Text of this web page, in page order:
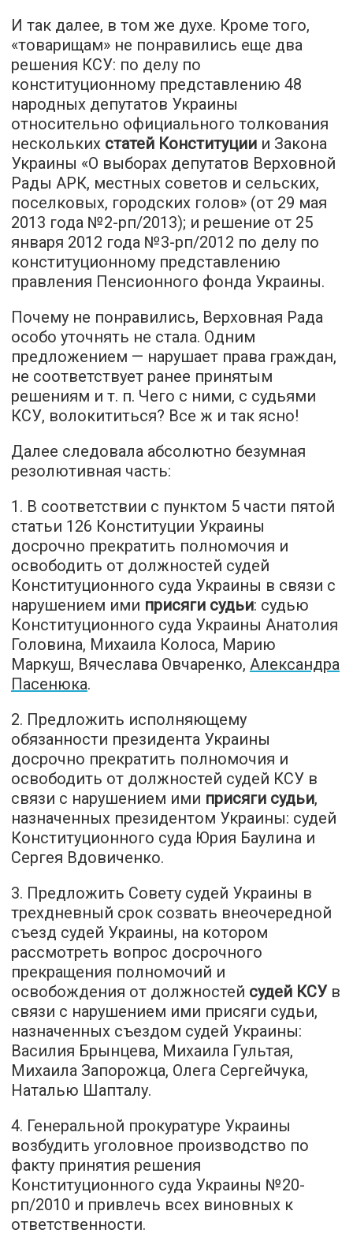
И так далее, в том же духе. Кроме того,
«товарищам» не понравились еще два
решения КСУ: по делу по
конституционному представлению 48
народных депутатов Украины
относительно официального толкования
нескольких статей Конституции и Закона
Украины «О выборах депутатов Верховной
Рады АРК, местных советов и сельских,
поселковых, городских голов» (от 29 мая
2013 года №2-рп/2013); и решение от 25
января 2012 года №3-рп/2012 по делу по
конституционному представлению
правления Пенсионного фонда Украины.
Почему не понравились, Верховная Рада
особо уточнять не стала. Одним
предложением — нарушает права граждан,
не соответствует ранее принятым
решениям и т. п. Чего с ними, с судьями
КСУ, волокититься? Все ж и так ясно!
Далее следовала абсолютно безумная
резолютивная часть:
1. В соответствии с пунктом 5 части пятой
статьи 126 Конституции Украины
досрочно прекратить полномочия и
освободить от должностей судей
Конституционного суда Украины в связи с
нарушением ими присяги судьи: судью
Конституционного суда Украины Анатолия
Головина, Михаила Колоса, Марию
Маркуш, Вячеслава Овчаренко, Александра
Пасенюка.
2. Предложить исполняющему
обязанности президента Украины
досрочно прекратить полномочия и
освободить от должностей судей КСУ в
связи с нарушением ими присяги судьи,
назначенных президентом Украины: судей
Конституционного суда Юрия Баулина и
Сергея Вдовиченко.
3. Предложить Совету судей Украины в
трехдневный срок созвать внеочередной
съезд судей Украины, на котором
рассмотреть вопрос досрочного
прекращения полномочий и
освобождения от должностей судей КСУв
связи с нарушением ими присяги судьи,
назначенных съездом судей Украины:
Василия Брынцева, Михаила Гультая,
Михаила Запорожца, Олега Сергейчука,
Наталью Шапталу.
4. Генеральной прокуратуре Украины
возбудить уголовное производство по
факту принятия решения
Конституционного суда Украины №20-
рп/2010 и привлечь всех виновных к
ответственности.